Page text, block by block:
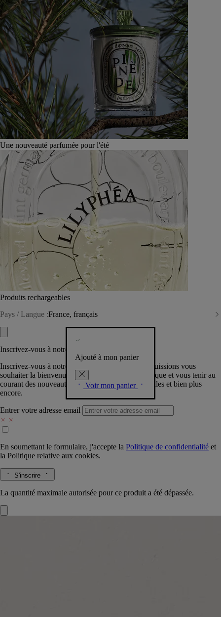
Une nouveauté parfumée pour l'été
Produits rechargeables
Pays / Langue :France, français
Ajouté à mon panier
Voir mon panier
Inscrivez-vous à notre Newsletter
Inscrivez-vous à notre newsletter pour que nous puissions vous
souhaiter la bienvenue dans la communauté Diptyque et vous tenir au
courant des nouveautés, événements, offres spéciales et bien plus
encore.
Entrer votre adresse email
En soumettant le formulaire, j'accepte la Politique de confidentialité et
la Politique relative aux cookies.
S'inscrire
La quantité maximale autorisée pour ce produit a été dépassée.